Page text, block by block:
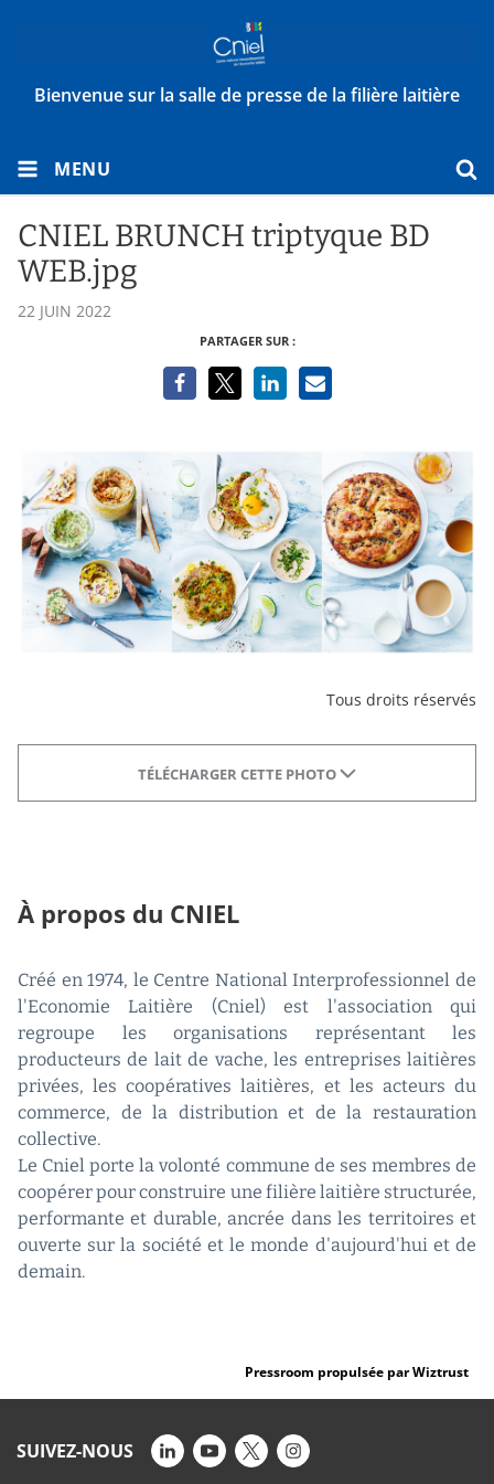
Bienvenue sur la salle de presse de la filière laitière
MENU
CNIEL BRUNCH triptyque BD
WEB.jpg
22 JUIN 2022
PARTAGER SUR :
Tous droits réservés
TÉLÉCHARGER CETTE PHOTO
À propos du CNIEL
Créé en 1974, le Centre National Interprofessionnel de
l'Economie Laitière (Cniel) est l'association qui
regroupe les organisations représentant les
producteurs de lait de vache, les entreprises laitières
privées, les coopératives laitières, et les acteurs du
commerce, de la distribution et de la restauration
collective.
Le Cniel porte la volonté commune de ses membres de
coopérer pour construire une filière laitière structurée,
performante et durable, ancrée dans les territoires et
ouverte sur la société et le monde d'aujourd'hui et de
demain.
Pressroom propulsée par Wiztrust
SUIVEZ-NOUS